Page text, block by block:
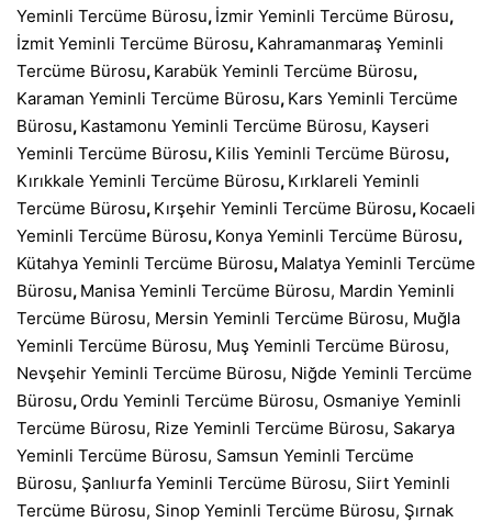
Yeminli Tercüme Bürosu, İzmir Yeminli Tercüme Bürosu,
İzmit Yeminli Tercüme Bürosu, Kahramanmaraş Yeminli
Tercüme Bürosu, Karabük Yeminli Tercüme Bürosu,
Karaman Yeminli Tercüme Bürosu, Kars Yeminli Tercüme
Bürosu, Kastamonu Yeminli Tercüme Bürosu, Kayseri
Yeminli Tercüme Bürosu, Kilis Yeminli Tercüme Bürosu,
Kırıkkale Yeminli Tercüme Bürosu, Kırklareli Yeminli
Tercüme Bürosu, Kırşehir Yeminli Tercüme Bürosu, Kocaeli
Yeminli Tercüme Bürosu, Konya Yeminli Tercüme Bürosu,
Kütahya Yeminli Tercüme Bürosu, Malatya Yeminli Tercüme
Bürosu, Manisa Yeminli Tercüme Bürosu, Mardin Yeminli
Tercüme Bürosu, Mersin Yeminli Tercüme Bürosu, Muğla
Yeminli Tercüme Bürosu, Muş Yeminli Tercüme Bürosu,
Nevşehir Yeminli Tercüme Bürosu, Niğde Yeminli Tercüme
Bürosu, Ordu Yeminli Tercüme Bürosu, Osmaniye Yeminli
Tercüme Bürosu, Rize Yeminli Tercüme Bürosu, Sakarya
Yeminli Tercüme Bürosu, Samsun Yeminli Tercüme
Bürosu, Şanlıurfa Yeminli Tercüme Bürosu, Siirt Yeminli
Tercüme Bürosu, Sinop Yeminli Tercüme Bürosu, Şırnak